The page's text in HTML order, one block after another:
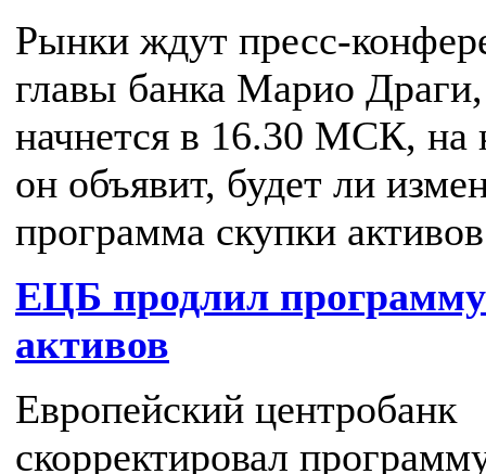
Рынки ждут пресс-
главы банка Марио Драги,
начнется в 16.30 МСК, на
он объявит, будет ли
программа скупки
ЕЦБ продлил
активов
Европейский центробанк
скорректировал